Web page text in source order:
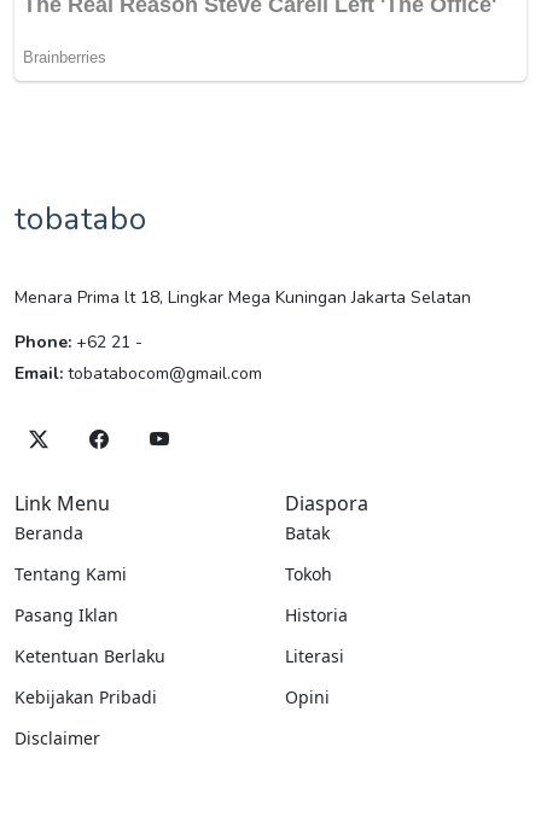
tobatabo
Menara Prima lt 18, Lingkar Mega Kuningan Jakarta Selatan
Phone: +62 21 -
Email: tobatabocom@gmail.com
Link Menu
Beranda
Tentang Kami
Pasang Iklan
Ketentuan Berlaku
Kebijakan Pribadi
Disclaimer
Diaspora
Batak
Tokoh
Historia
Literasi
Opini